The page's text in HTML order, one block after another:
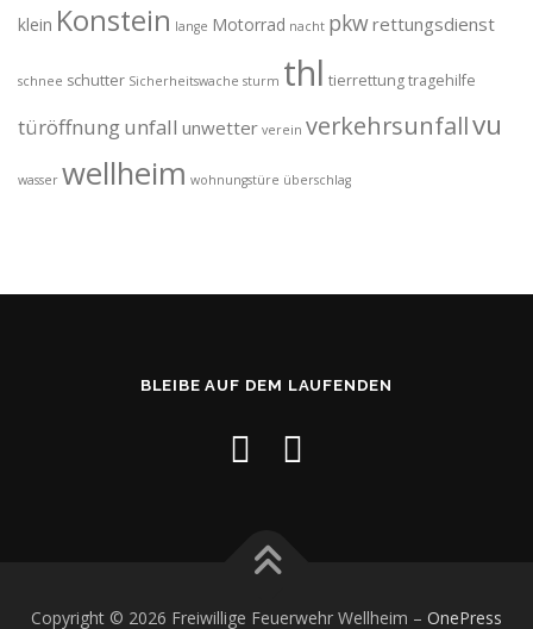
klein Konstein lange Motorrad nacht pkwrettungsdienst
schnee schutter Sicherheitswache sturm thl tierrettungtragehilfe
türöffnungunfall unwetter verein verkehrsunfallvu
wasser wellheim wohnungstüre überschlag
BLEIBE AUF DEM LAUFENDEN
Copyright © 2026 Freiwillige Feuerwehr Wellheim – OnePress